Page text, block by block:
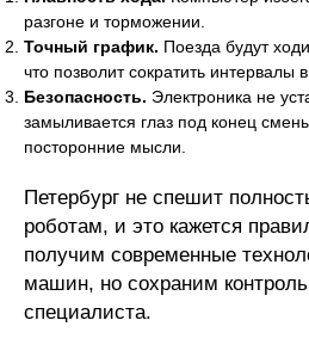
разгоне и торможении.
Точный график. Поезда будут
что позволит сократить интервалы
Безопасность. Электроника не
замыливается глаз под конец
посторонние мысли.
Петербург не спешит
роботам, и это кажется
получим современные
машин, но сохраним
специалиста.